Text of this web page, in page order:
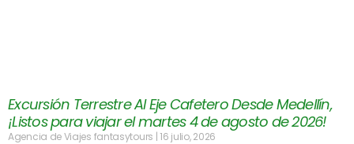
Excursión Terrestre Al Eje Cafetero Desde Medellín,
¡Listos para viajar el martes 4 de agosto de 2026!
Agencia de Viajes fantasytours 16 julio, 2026